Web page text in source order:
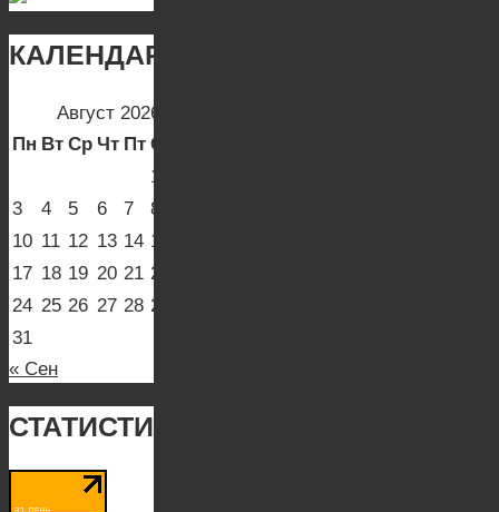
КАЛЕНДАРИЩЕ:
Август 2026
Пн Вт Ср Чт Пт Сб
1
3
4 5 6 7 8
10 11 12 13 14 15
17 18 19 20 21 22
24 25 26 27 28 29
31
« Сен
СТАТИСТИКА: